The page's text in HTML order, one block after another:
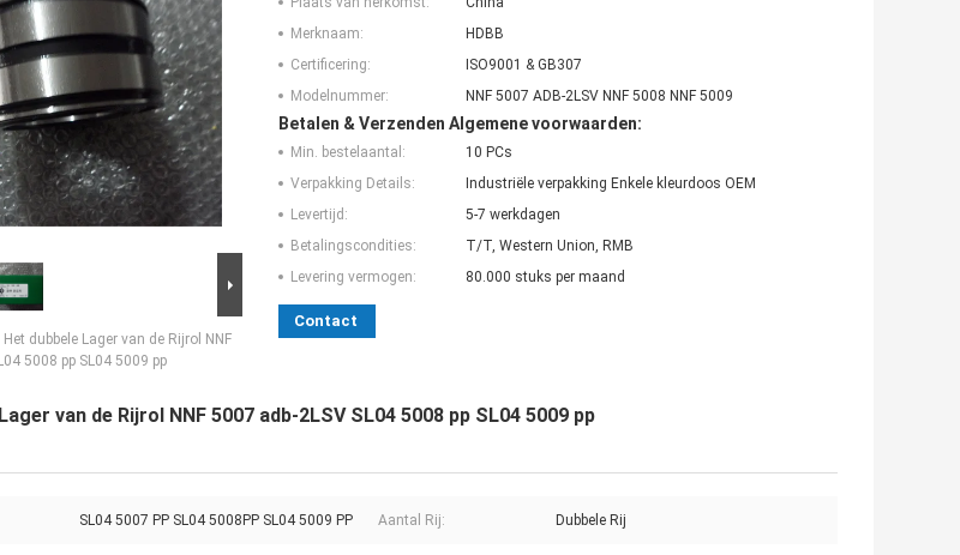
Het dubbele Lager van de Rijrol NNF
5008 pp SL04 5009 pp
Merknaam:
HDBB
Certificering:
ISO9001 & GB307
Modelnummer:
NNF 5007 ADB-2LSV NNF 5008 NNF 5009
Betalen & Verzenden Algemene voorwaarden:
Min. bestelaantal:
10 PCs
Verpakking Details:
Industriële verpakking Enkele kleurdoos OEM
Levertijd:
5-7 werkdagen
Betalingscondities:
T/T, Western Union, RMB
Levering vermogen:
80.000 stuks per maand
Contact
van de Rijrol NNF 5007 adb-2LSV SL04 5008 pp SL04 5009 pp
SL04 5007 PP SL04 5008PP SL04 5009 PP Aantal Rij: Dubbele Rij